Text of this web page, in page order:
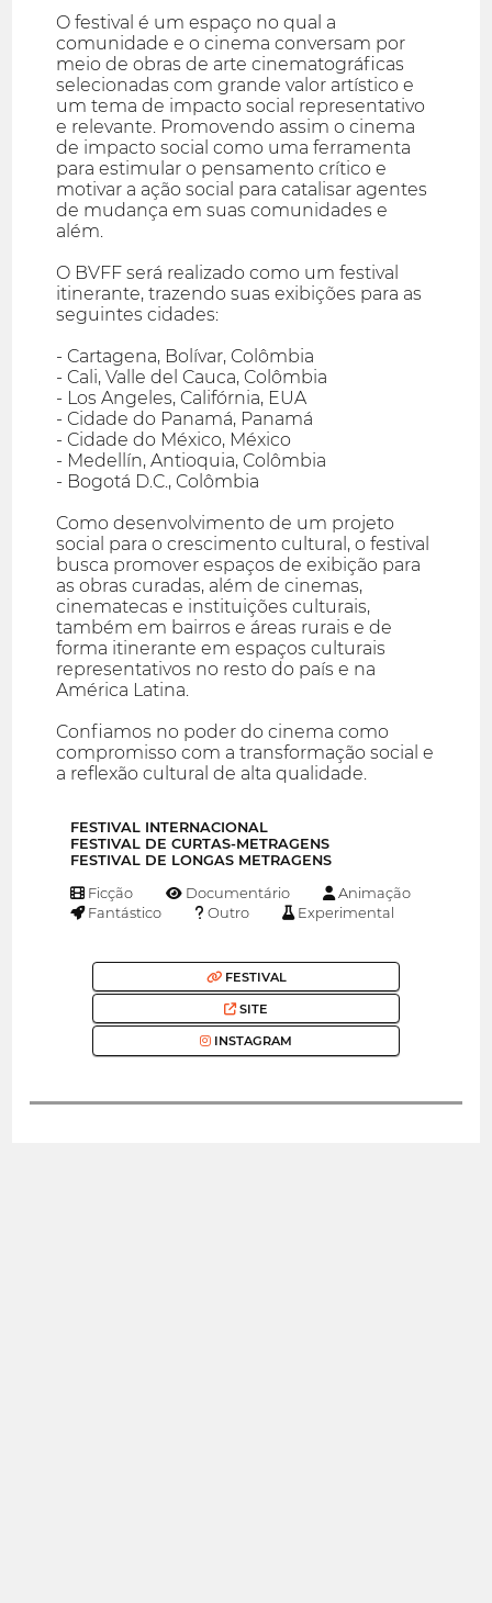
O festival é um espaço no qual a
comunidade e o cinema conversam por
meio de obras de arte cinematográficas
selecionadas com grande valor artístico e
um tema de impacto social representativo
e relevante. Promovendo assim o cinema
de impacto social como uma ferramenta
para estimular o pensamento crítico e
motivar a ação social para catalisar agentes
de mudança em suas comunidades e
além.
O BVFF será realizado como um festival
itinerante, trazendo suas exibições para as
seguintes cidades:
- Cartagena, Bolívar, Colômbia
- Cali, Valle del Cauca, Colômbia
- Los Angeles, Califórnia, EUA
- Cidade do Panamá, Panamá
- Cidade do México, México
- Medellín, Antioquia, Colômbia
- Bogotá D.C., Colômbia
Como desenvolvimento de um projeto
social para o crescimento cultural, o festival
busca promover espaços de exibição para
as obras curadas, além de cinemas,
cinematecas e instituições culturais,
também em bairros e áreas rurais e de
forma itinerante em espaços culturais
representativos no resto do país e na
América Latina.
Confiamos no poder do cinema como
compromisso com a transformação social e
a reflexão cultural de alta qualidade.
FESTIVAL INTERNACIONAL
FESTIVAL DE CURTAS-METRAGENS
FESTIVAL DE LONGAS METRAGENS
Ficção Documentário
Animação
Fantástico
Outro Experimental
FESTIVAL
SITE
INSTAGRAM